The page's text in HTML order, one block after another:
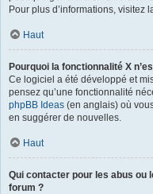
Pour plus d’informations, visitez
Haut
Pourquoi la fonctionnalité X
Ce logiciel a été développé et
pensez qu’une fonctionnalité
phpBB Ideas (en anglais) où
en suggérer de nouvelles.
Haut
Qui contacter pour les abus ou
forum ?